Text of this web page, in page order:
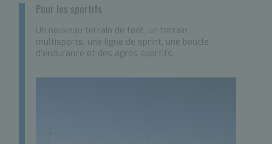
Pour les sportifs
Un nouveau terrain de foot, un terrain
multisports, une ligne de sprint, une boucle
d'endurance et des agrès sportifs.